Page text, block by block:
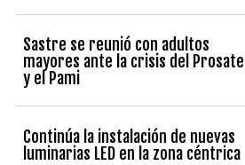
Sastre se reunió con adultos
mayores ante la crisis del Prosate
y el Pami
Continúa la instalación de nuevas
luminarias LED en la zona céntrica